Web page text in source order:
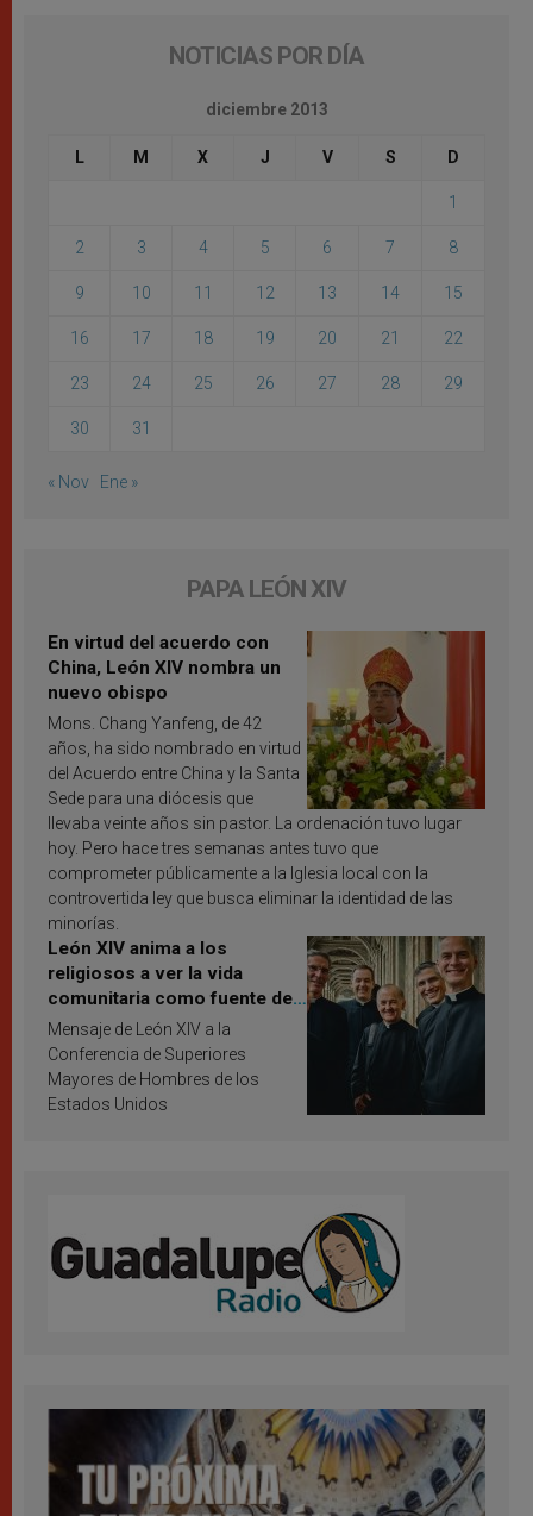
NOTICIAS POR DÍA
diciembre 2013
L M X J V S D
1
2 3 4 5 6 7 8
9 10 11 12 13 14 15
16 17 18 19 20 21 22
23 24 25 26 27 28 29
30 31
« Nov Ene »
PAPA LEÓN XIV
En virtud del acuerdo con
China, León XIV nombra un
nuevo obispo
Mons. Chang Yanfeng, de 42
años, ha sido nombrado en virtud
del Acuerdo entre China y la Santa
Sede para una diócesis que
llevaba veinte años sin pastor. La ordenación tuvo lugar
hoy. Pero hace tres semanas antes tuvo que
comprometer públicamente a la Iglesia local con la
controvertida ley que busca eliminar la identidad de las
minorías.
León XIV anima a los
religiosos a ver la vida
comunitaria como fuente de
inspiración y santificación
Mensaje de León XIV a la
Conferencia de Superiores
Mayores de Hombres de los
Estados Unidos